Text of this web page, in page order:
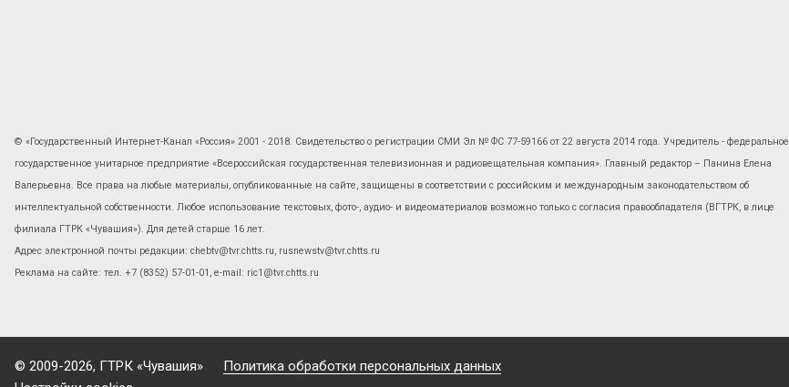
© «Государственный Интернет-Канал «Россия» 2001 - 2018. Свидетельство о регистрации СМИ Эл № ФС 77-59166 от 22 августа 2014 года. Учредитель - федеральное
государственное унитарное предприятие «Всероссийская государственная телевизионная и радиовещательная компания». Главный редактор – Панина Елена
Валерьевна. Все права на любые материалы, опубликованные на сайте, защищены в соответствии с российским и международным законодательством об
интеллектуальной собственности. Любое использование текстовых, фото-, аудио- и видеоматериалов возможно только с согласия правообладателя (ВГТРК, в лице
филиала ГТРК «Чувашия»). Для детей старше 16 лет.
Адрес электронной почты редакции: chebtv@tvr.chtts.ru, rusnewstv@tvr.chtts.ru
Реклама на сайте: тел. +7 (8352) 57-01-01, е-mail: ric1@tvr.chtts.ru
© 2009-2026, ГТРК «Чувашия»
Политика обработки персональных данных